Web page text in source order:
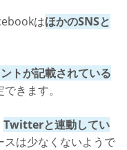
はほかのSNSと
トが記載されている
きます。
Twitterと連動してい
スは少なくないようで